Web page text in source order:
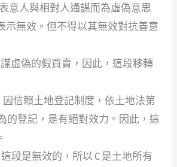
表意人與相對人通謀而為虛偽意思
示無效。但不得以其無效對抗善意
虛偽的假買賣，因此，這段移轉
因信賴土地登記制度，依土地法第
的登記，是有絕對效力。因此，這
這段是無效的，所以 C 是土地所有